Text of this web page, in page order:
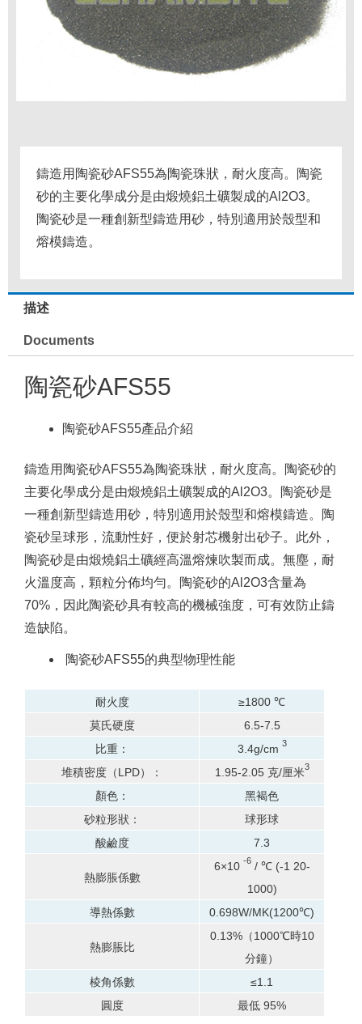
鑄造用陶瓷砂AFS55為陶瓷珠狀，耐火度高。
陶瓷
砂的主要化學成分是由煅燒鋁土礦製成的Al2O3。
陶瓷砂是一種創新型鑄造用砂，特別適用於殼型和
熔模鑄造。
描述
Documents
陶瓷砂AFS55
陶瓷砂AFS55產品介紹
鑄造用陶瓷砂AFS55為陶瓷珠狀，耐火度高。
陶瓷砂的
主要化學成分是由煅燒鋁土礦製成的Al2O3。
陶瓷砂是
一種創新型鑄造用砂，特別適用於殼型和熔模鑄造。
陶
瓷砂呈球形，流動性好，便於射芯機射出砂子。 此外，
陶瓷砂是由煅燒鋁土礦經高溫熔煉吹製而成。 無塵，耐
火溫度高，顆粒分佈均勻。
陶瓷砂的Al2O3含量為
70%，因此陶瓷砂具有較高的機械強度，可有效防止鑄
造缺陷。
陶瓷砂AFS55的典型物理性能
耐火度
≥1800 ℃
莫氏硬度
6.5-7.5
比重：
3.4g/cm 3
堆積密度（LPD）： 1.95-2.05 克/厘米3
顏色：
黑褐色
砂粒形狀：
球形球
酸鹼度
7.3
熱膨脹係數
6×10 -6/ ℃ (-1 20-
1000)
導熱係數
0.698W/MK(1200℃)
熱膨脹比
0.13%（1000℃時10
分鐘）
棱角係數
≤1.1
圓度
最低 95%